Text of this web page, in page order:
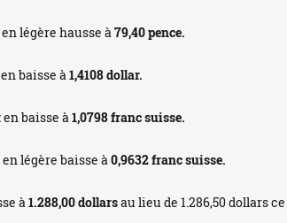
en légère hausse à79,40 pence.
en baisse à1,4108 dollar.
en baisse à1,0798 franc suisse.
en légère baisse à0,9632 franc suisse.
à1.288,00 dollarsau lieu de 1.286,50 dollars